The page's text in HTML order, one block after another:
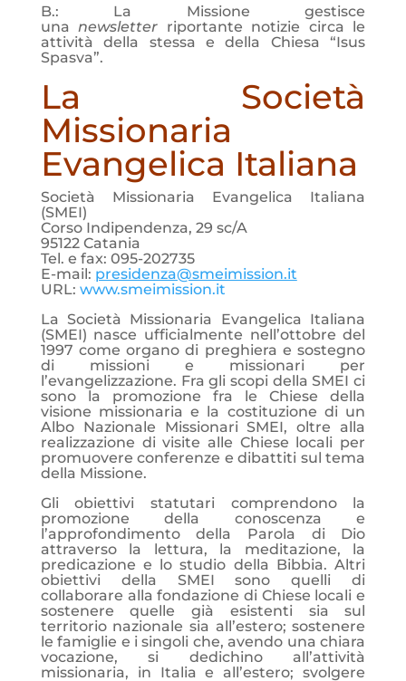
B.: La Missione gestisce
unanewsletter riportante notizie circa le
attività della stessa e della Chiesa “Isus
Spasva”.
La Società
Missionaria
Evangelica Italiana
Società Missionaria Evangelica Italiana
(SMEI)
Corso Indipendenza, 29 sc/A
95122 Catania
Tel. e fax: 095-202735
E-mail: presidenza@smeimission.it
URL: www.smeimission.it
La Società Missionaria Evangelica Italiana
(SMEI) nasce ufficialmente nell’ottobre del
1997 come organo di preghiera e sostegno
di missioni e missionari per
l’evangelizzazione. Fra gli scopi della SMEI ci
sono la promozione fra le Chiese della
visione missionaria e la costituzione di un
Albo Nazionale Missionari SMEI, oltre alla
realizzazione di visite alle Chiese locali per
promuovere conferenze e dibattiti sul tema
della Missione.
Gli obiettivi statutari comprendono la
promozione della conoscenza e
l’approfondimento della Parola di Dio
attraverso la lettura, la meditazione, la
predicazione e lo studio della Bibbia. Altri
obiettivi della SMEI sono quelli di
collaborare alla fondazione di Chiese locali e
sostenere quelle già esistenti sia sul
territorio nazionale sia all’estero; sostenere
le famiglie e i singoli che, avendo una chiara
vocazione, si dedichino all’attività
missionaria, in Italia e all’estero; svolgere